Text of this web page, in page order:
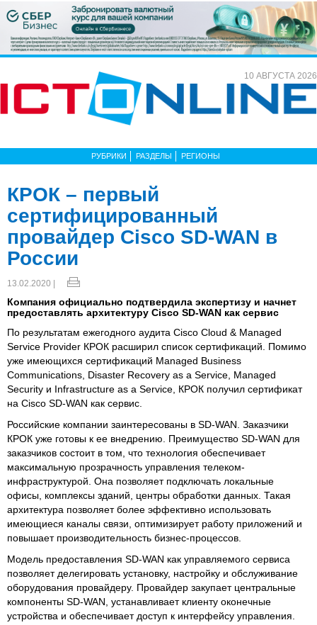
10 АВГУСТА 2026
РУБРИКИ РАЗДЕЛЫ РЕГИОНЫ
КРОК – первый
сертифицированный
провайдер Cisco SD-WAN в
России
13.02.2020 |
Компания официально подтвердила экспертизу и начнет
предоставлять архитектуру Cisco SD-WAN как сервис
По результатам ежегодного аудита Cisco Cloud & Managed
Service Provider КРОК расширил список сертификаций. Помимо
уже имеющихся сертификаций Managed Business
Communications, Disaster Recovery as a Service, Managed
Security и Infrastructure as a Service, КРОК получил сертификат
на Cisco SD-WAN как сервис.
Российские компании заинтересованы в SD-WAN. Заказчики
КРОК уже готовы к ее внедрению. Преимущество SD-WAN для
заказчиков состоит в том, что технология обеспечивает
максимальную прозрачность управления телеком-
инфраструктурой. Она позволяет подключать локальные
офисы, комплексы зданий, центры обработки данных. Такая
архитектура позволяет более эффективно использовать
имеющиеся каналы связи, оптимизирует работу приложений и
повышает производительность бизнес-процессов.
Модель предоставления SD-WAN как управляемого сервиса
позволяет делегировать установку, настройку и обслуживание
оборудования провайдеру. Провайдер закупает центральные
компоненты SD-WAN, устанавливает клиенту оконечные
устройства и обеспечивает доступ к интерфейсу управления.